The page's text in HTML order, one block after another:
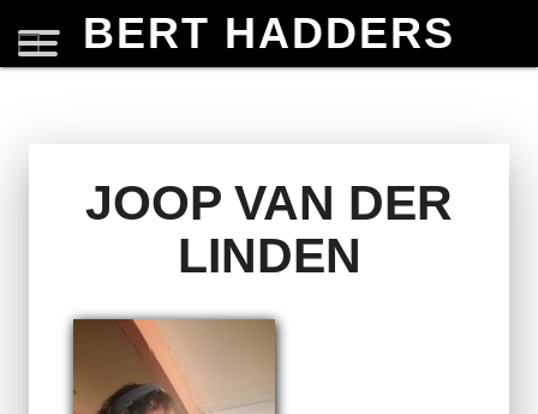
BERT HADDERS
JOOP VAN DER
LINDEN